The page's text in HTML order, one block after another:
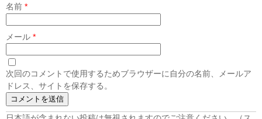
名前 *
メール *
次回のコメントで使用するためブラウザーに自分の名前、メールア
ドレス、サイトを保存する。